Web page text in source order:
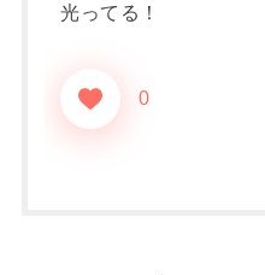
光ってる！
0